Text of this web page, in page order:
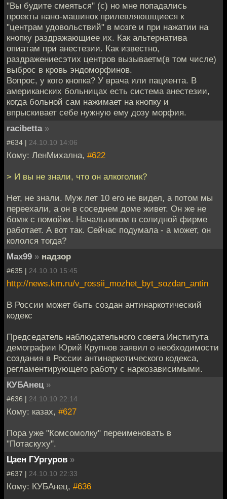
"Вы будите смеяться" (с) но мне попадались
проекты нано-машинок прилевляюшщиеся к
"центрам удовольствий" в мозге и при нажатии на
кнопку раздражающиее их. Как альтернатива
опиатам при анестезии. Как известно,
раздражениесэтих центров вызываетм(в том числе)
выброс в кровь эндоморфинов.
Вопрос, у кого кнопка? У врача или пациента. В
американских больницах есть система анестезии,
когда больной сам нажимает на кнопку и
впрыскивает себе нужную ему дозу морфия.
racibetta »
#634 | 24.10.10 14:06
Кому: ЛенМихална, #622
> И вы не знали, что он алкоголик?
Нет, не знали. Муж лет 10 его не видел, а потом мы
переехали, а он в соседнем доме живет. Он же не
бомж с помойки. Начальником в солидной фирме
работает. А вот так. Сейчас подумала - а может, он
кололся тогда?
Max99 » надзор
#635 | 24.10.10 15:45
http://news.km.ru/v_rossii_mozhet_byt_sozdan_antin
В России может быть создан антинаркотический
кодекс
Председатель наблюдательного совета Института
демографии Юрий Крупнов заявил о необходимости
создания в России антинаркотического кодекса,
регламентирующего работу с наркозависимыми.
КУБАнец »
#636 | 24.10.10 22:14
Кому: казах, #627
Пора уже "Комсомолку" переименовать в
"Потаскуху".
Цзен ГУргуров »
#637 | 24.10.10 22:33
Кому: КУБАнец, #636